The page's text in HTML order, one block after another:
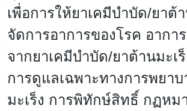
เพื่อการให้ยาเคมีบำบัด/ยาต้
จัดการอาการของโรค อาการ
จากยาเคมีบำบัด/ยาต้านมะเร็
การดูแลเฉพาะทางการพยาบ
มะเร็ง การพิทักษ์สิทธิ์ กฏหม